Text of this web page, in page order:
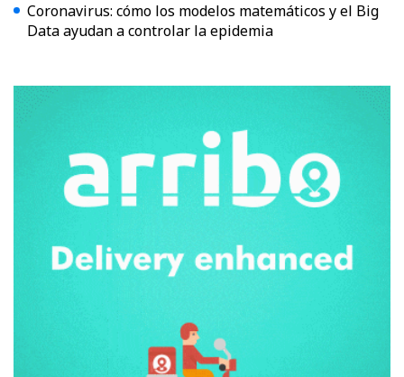
Coronavirus: cómo los modelos matemáticos y el Big
Data ayudan a controlar la epidemia